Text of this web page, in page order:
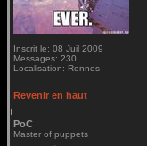
Inscrit le: 08 Juil 2009
Messages: 230
Localisation: Rennes
Revenir en haut
PoC
Master of puppets